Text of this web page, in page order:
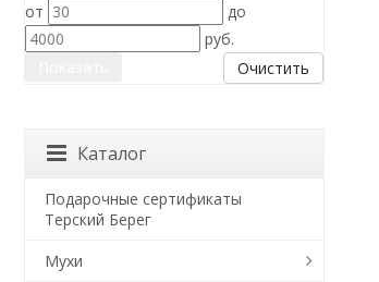
от
до
руб.
Очистить
Каталог
Подарочные сертификаты
Терский Берег
Мухи